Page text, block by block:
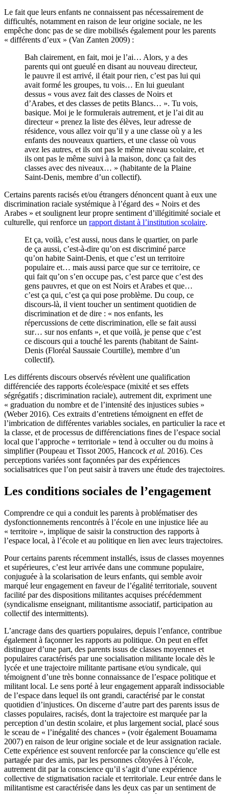
Le fait que leurs enfants ne connaissent pas nécessairement de
difficultés, notamment en raison de leur origine sociale, ne les
empêche donc pas de se dire mobilisés également pour les parents
« différents d’eux » (Van Zanten 2009) :
Bah clairement, en fait, moi je l’ai… Alors, y a des
parents qui ont gueulé en disant au nouveau directeur,
le pauvre il est arrivé, il était pour rien, c’est pas lui qui
avait formé les groupes, tu vois… En lui gueulant
dessus « vous avez fait des classes de Noirs et
d’Arabes, et des classes de petits Blancs… ». Tu vois,
basique. Moi je le formulerais autrement, et je l’ai dit au
directeur « prenez la liste des élèves, leur adresse de
résidence, vous allez voir qu’il y a une classe où y a les
enfants des nouveaux quartiers, et une classe où vous
avez les autres, et ils ont pas le même niveau scolaire, et
ils ont pas le même suivi à la maison, donc ça fait des
classes avec des niveaux… » (habitante de la Plaine
Saint-Denis, membre d’un collectif).
Certains parents racisés et/ou étrangers dénoncent quant à eux une
discrimination raciale systémique à l’égard des « Noirs et des
Arabes » et soulignent leur propre sentiment d’illégitimité sociale et
culturelle, qui renforce un rapport distant à l’institution scolaire.
Et ça, voilà, c’est aussi, nous dans le quartier, on parle
de ça aussi, c’est-à-dire qu’on est discriminé parce
qu’on habite Saint-Denis, et que c’est un territoire
populaire et… mais aussi parce que sur ce territoire, ce
qui fait qu’on s’en occupe pas, c’est parce que c’est des
gens pauvres, et que on est Noirs et Arabes et que…
c’est ça qui, c’est ça qui pose problème. Du coup, ce
discours-là, il vient toucher un sentiment quotidien de
discrimination et de dire : « nos enfants, les
répercussions de cette discrimination, elle se fait aussi
sur… sur nos enfants », et que voilà, je pense que c’est
ce discours qui a touché les parents (habitant de Saint-
Denis (Floréal Saussaie Courtille), membre d’un
collectif).
Les différents discours observés révèlent une qualification
différenciée des rapports école/espace (mixité et ses effets
ségrégatifs ; discrimination raciale), autrement dit, expriment une
« graduation du nombre et de l’intensité des injustices subies »
(Weber 2016). Ces extraits d’entretiens témoignent en effet de
l’imbrication de différentes variables sociales, en particulier la race et
la classe, et de processus de différenciations fines de l’espace social
local que l’approche « territoriale » tend à occulter ou du moins à
simplifier (Poupeau et Tissot 2005, Hancock et al. 2016). Ces
perceptions variées sont façonnées par des expériences
socialisatrices que l’on peut saisir à travers une étude des trajectoires.
Les conditions sociales de l’engagement
Comprendre ce qui a conduit les parents à problématiser des
dysfonctionnements rencontrés à l’école en une injustice liée au
« territoire », implique de saisir la construction des rapports à
l’espace local, à l’école et au politique en lien avec leurs trajectoires.
Pour certains parents récemment installés, issus de classes moyennes
et supérieures, c’est leur arrivée dans une commune populaire,
conjuguée à la scolarisation de leurs enfants, qui semble avoir
marqué leur engagement en faveur de l’égalité territoriale, souvent
facilité par des dispositions militantes acquises précédemment
(syndicalisme enseignant, militantisme associatif, participation au
collectif des intermittents).
L’ancrage dans des quartiers populaires, depuis l’enfance, contribue
également à façonner les rapports au politique. On peut en effet
distinguer d’une part, des parents issus de classes moyennes et
populaires caractérisés par une socialisation militante locale dès le
lycée et une trajectoire militante partisane et/ou syndicale, qui
témoignent d’une très bonne connaissance de l’espace politique et
militant local. Le sens porté à leur engagement apparaît indissociable
de l’espace dans lequel ils ont grandi, caractérisé par le constat
quotidien d’injustices. On discerne d’autre part des parents issus de
classes populaires, racisés, dont la trajectoire est marquée par la
perception d’un destin scolaire, et plus largement social, placé sous
le sceau de « l’inégalité des chances » (voir également Bouamama
2007) en raison de leur origine sociale et de leur assignation raciale.
Cette expérience est souvent renforcée par la conscience qu’elle est
partagée par des amis, par les personnes côtoyées à l’école,
autrement dit par la conscience qu’il s’agit d’une expérience
collective de stigmatisation raciale et territoriale. Leur entrée dans le
militantisme est caractérisée dans les deux cas par un sentiment de